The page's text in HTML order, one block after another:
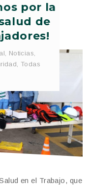
por la
de
, Noticias,
, Todas
en el Trabajo, que